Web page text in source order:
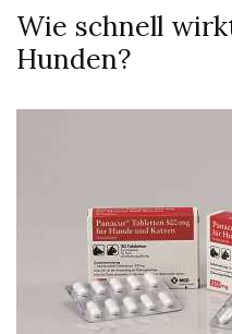
Wie schnell
Hunden?